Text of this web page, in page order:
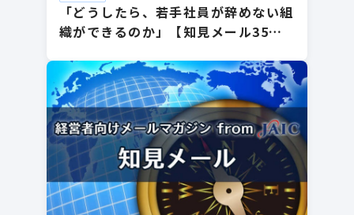
「どうしたら、若手社員が辞めない組
織ができるのか」【知見メール35